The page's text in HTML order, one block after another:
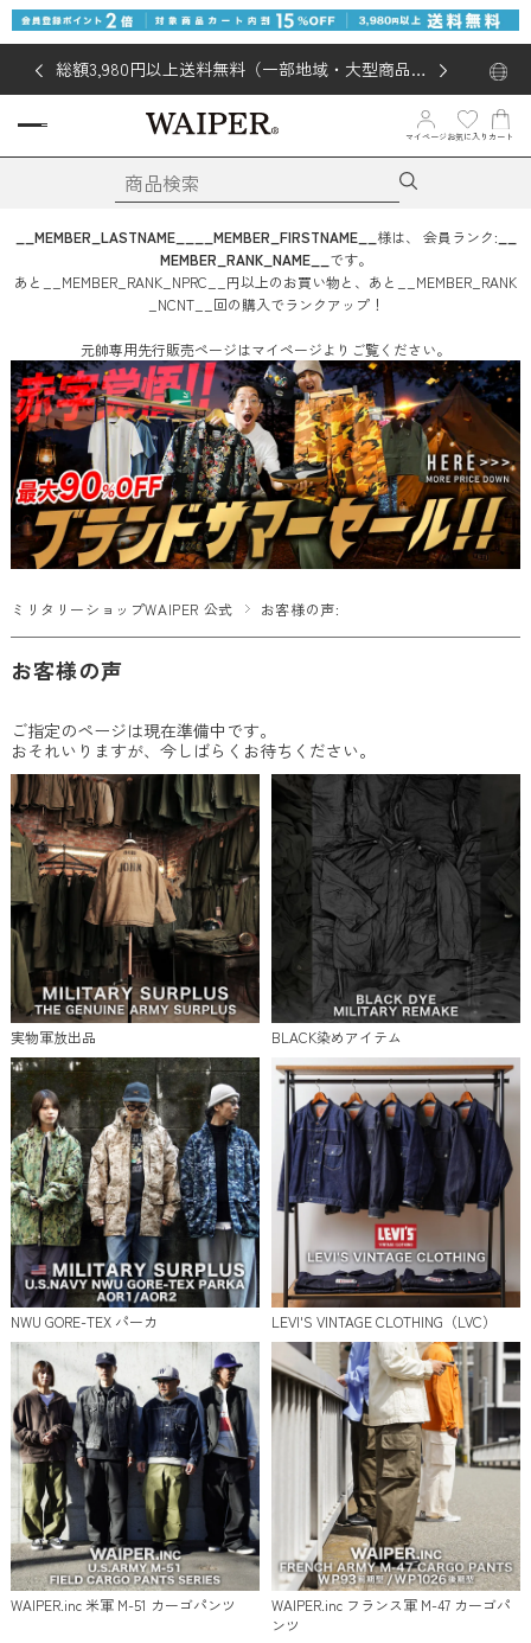
総額3,980円以上送料無料（一部地域・大型商品対
マイページ お気に入り カート
__MEMBER_LASTNAME__ __MEMBER_FIRSTNAME__ 様は、 会員ランク:
MEMBER_RANK_NAME__ です。
あと
__MEMBER_RANK_NPRC__ 円以上のお買い物と、あと
__MEMBER_RANK
_NCNT__ 回の購入でランクアップ！
元帥専用先行販売ページはマイページよりご覧ください。
ミリタリーショップWAIPER 公式 お客様の声:
お客様の声
ご指定のページは現在準備中です。
おそれいりますが、今しばらくお待ちください。
実物軍放出品 BLACK染めアイテム
NWU GORE-TEX パーカ LEVI'S VINTAGE CLOTHING（LVC）
WAIPER.inc 米軍 M-51 カーゴパンツ
WAIPER.inc フランス軍 M-47 カーゴパ
ンツ